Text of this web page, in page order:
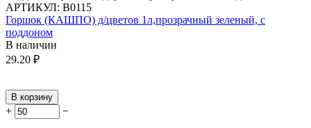
АРТИКУЛ: В0115
Горшок (КАШПО) д/цветов 1л,прозрачный зеленый, с
поддоном
В наличии
29.20 ₽
В корзину
+ −